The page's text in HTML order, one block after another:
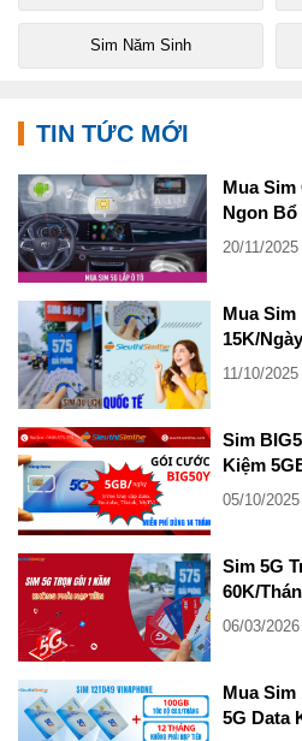
Sim Năm Sinh
TIN TỨC MỚI
Mua Sim
Ngon Bổ
20/11/2025
Mua Sim
15K/
11/10/2025
Sim
Kiệm
05/10/2025
Sim 5G
60K/
06/03/2026
Mua Sim
5G Data